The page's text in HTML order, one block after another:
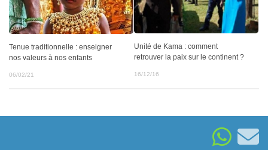
Tenue traditionnelle : enseigner
nos valeurs à nos enfants
06/02/21
Unité de Kama : comment
retrouver la paix sur le continent ?
16/12/16